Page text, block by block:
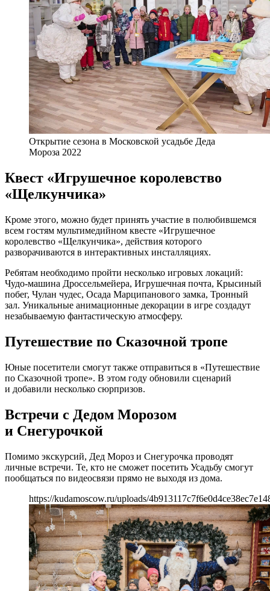
Открытие сезона в Московской усадьбе Деда
Мороза 2022
Квест «Игрушечное королевство
«Щелкунчика»
Кроме этого, можно будет принять участие в полюбившемся
всем гостям мультимедийном квесте «Игрушечное
королевство «Щелкунчика», действия которого
разворачиваются в интерактивных инсталляциях.
Ребятам необходимо пройти несколько игровых локаций:
Чудо-машина Дроссельмейера, Игрушечная почта, Крысиный
побег, Чулан чудес, Осада Марципанового замка, Тронный
зал. Уникальные анимационные декорации в игре создадут
незабываемую фантастическую атмосферу.
Путешествие по Сказочной тропе
Юные посетители смогут также отправиться в «Путешествие
по Сказочной тропе». В этом году обновили сценарий
и добавили несколько сюрпризов.
Встречи с Дедом Морозом
и Снегурочкой
Помимо экскурсий, Дед Мороз и Снегурочка проводят
личные встречи. Те, кто не сможет посетить Усадьбу смогут
пообщаться по видеосвязи прямо не выходя из дома.
https://kudamoscow.ru/uploads/